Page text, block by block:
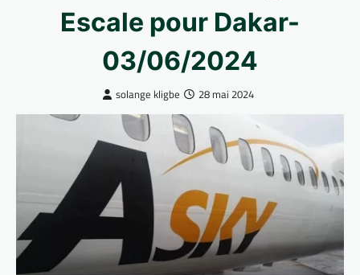
Escale pour Dakar-
03/06/2024
solange kligbe 28 mai 2024